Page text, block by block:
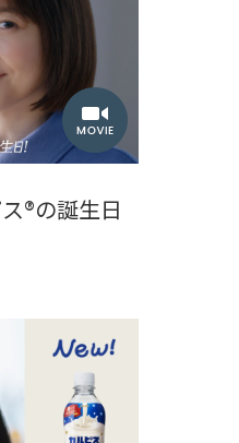
®︎の誕生日